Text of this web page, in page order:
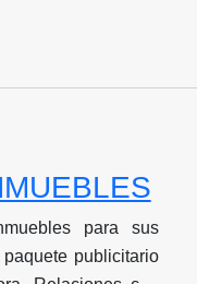
para sus
publicitario